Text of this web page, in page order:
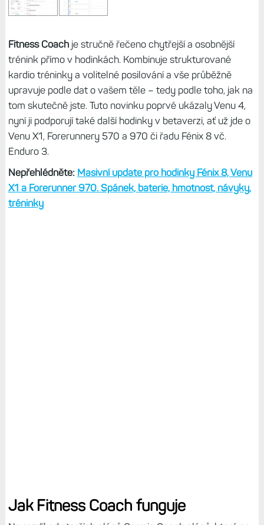
Fitness Coachje stručně řečeno chytřejší a osobnější
trénink přímo v hodinkách. Kombinuje strukturované
kardio tréninky a volitelné posilování a vše průběžně
upravuje podle dat o vašem těle – tedy podle toho, jak na
tom skutečně jste. Tuto novinku poprvé ukázaly Venu 4,
nyní ji podporují také další hodinky v betaverzi, ať už jde o
Venu X1, Forerunnery 570 a 970 či řadu Fénix 8 vč.
Enduro 3.
Nepřehlédněte: Masivní update pro hodinky Fénix 8, Venu
X1 a Forerunner 970. Spánek, baterie, hmotnost, návyky,
tréninky
Jak Fitness Coach funguje